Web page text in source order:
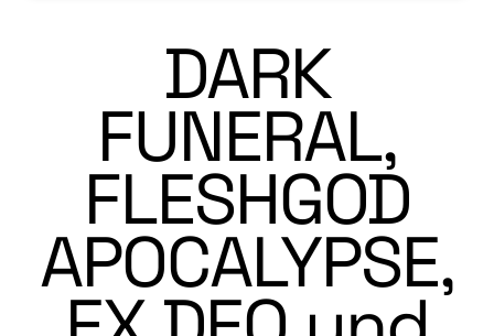
DARK
FUNERAL,
FLESHGOD
APOCALYPSE,